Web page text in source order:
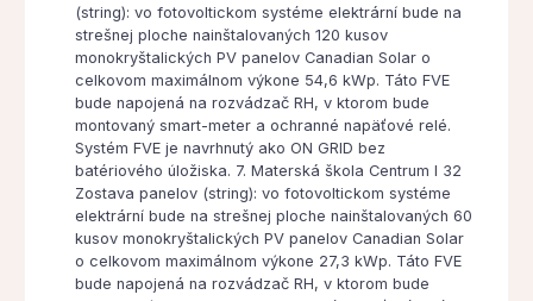
(string): vo fotovoltickom systéme elektrární bude na
strešnej ploche nainštalovaných 120 kusov
monokryštalických PV panelov Canadian Solar o
celkovom maximálnom výkone 54,6 kWp. Táto FVE
bude napojená na rozvádzač RH, v ktorom bude
montovaný smart-meter a ochranné napäťové relé.
Systém FVE je navrhnutý ako ON GRID bez
batériového úložiska. 7. Materská škola Centrum I 32
Zostava panelov (string): vo fotovoltickom systéme
elektrární bude na strešnej ploche nainštalovaných 60
kusov monokryštalických PV panelov Canadian Solar
o celkovom maximálnom výkone 27,3 kWp. Táto FVE
bude napojená na rozvádzač RH, v ktorom bude